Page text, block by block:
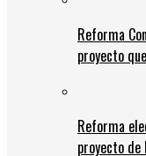
Reforma
proyecto
Reforma
proyecto de